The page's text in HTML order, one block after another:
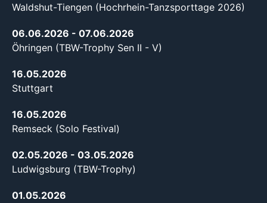
Waldshut-Tiengen (Hochrhein-Tanzsporttage 2026)
06.06.2026 - 07.06.2026
Öhringen (TBW-Trophy Sen II - V)
16.05.2026
Stuttgart
16.05.2026
Remseck (Solo Festival)
02.05.2026 - 03.05.2026
Ludwigsburg (TBW-Trophy)
01.05.2026